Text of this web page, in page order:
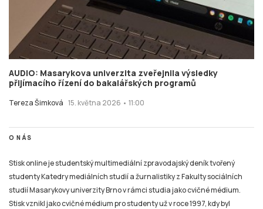
AUDIO: Masarykova univerzita zveřejnila výsledky
přijímacího řízení do bakalářských programů
Tereza Šimková 15. května 2026 • 11:00
O NÁS
Stisk online je studentský multimediální zpravodajský deník tvořený
studenty Katedry mediálních studií a žurnalistiky z Fakulty sociálních
studií Masarykovy univerzity Brno v rámci studia jako cvičné médium.
Stisk vznikl jako cvičné médium pro studenty už v roce 1997, kdy byl